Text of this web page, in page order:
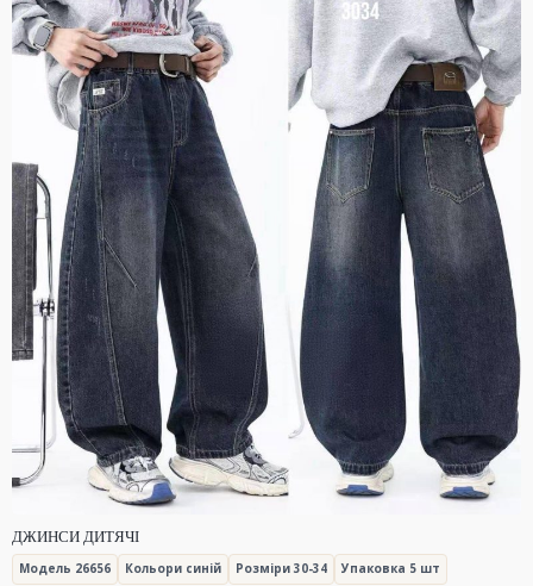
ДЖИНСИ ДИТЯЧІ
Модель 26656 Кольори синій Розміри 30-34 Упаковка 5 шт